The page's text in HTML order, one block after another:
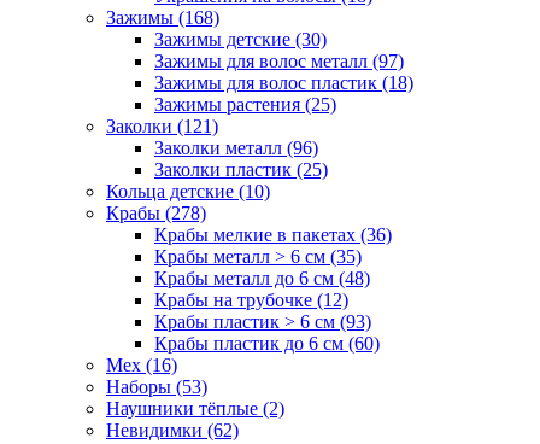
Зажимы (168)
Зажимы детские (30)
Зажимы для волос металл (97)
Зажимы для волос пластик (18)
Зажимы растения (25)
Заколки (121)
Заколки металл (96)
Заколки пластик (25)
Кольца детские (10)
Крабы (278)
Крабы мелкие в пакетах (36)
Крабы металл > 6 см (35)
Крабы металл до 6 см (48)
Крабы на трубочке (12)
Крабы пластик > 6 см (93)
Крабы пластик до 6 см (60)
Мех (16)
Наборы (53)
Наушники тёплые (2)
Невидимки (62)